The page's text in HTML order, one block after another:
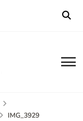
IMG_3929